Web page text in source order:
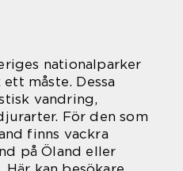
nationalparker
måste. Dessa
vandring,
För den som
finns vackra
på Öland eller